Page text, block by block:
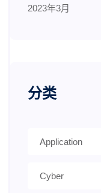
2023年3月
分类
Application
Cyber